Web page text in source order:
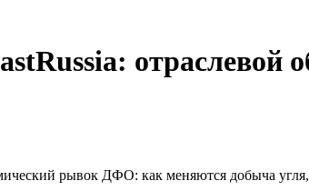
рывок ДФО: как меняются добыча